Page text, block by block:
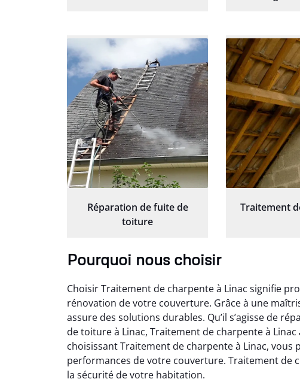
Réparation de fuite de
toiture
Traitement
Pourquoi nous choisir
Choisir Traitement de charpente à Linac signifie
rénovation de votre couverture. Grâce à une
assure des solutions durables. Qu’il s’agisse de
de toiture à Linac, Traitement de charpente à
choisissant Traitement de charpente à Linac,
performances de votre couverture. Traitement de
la sécurité de votre habitation.